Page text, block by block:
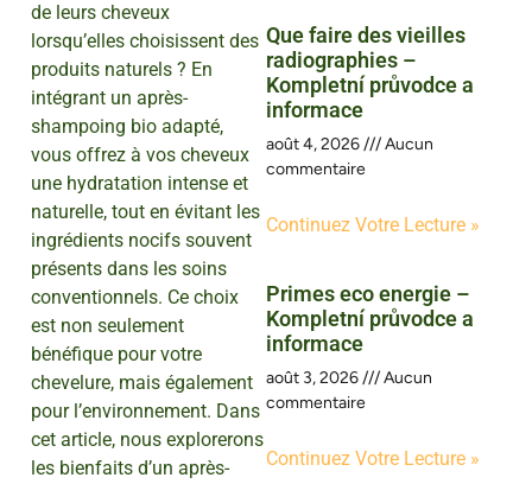
de leurs cheveux
lorsqu’elles choisissent des
produits naturels ? En
intégrant un après-
shampoing bio adapté,
vous offrez à vos cheveux
une hydratation intense et
naturelle, tout en évitant les
ingrédients nocifs souvent
présents dans les soins
conventionnels. Ce choix
est non seulement
bénéfique pour votre
chevelure, mais également
pour l’environnement. Dans
cet article, nous explorerons
les bienfaits d’un après-
Que faire des vieilles
radiographies –
Kompletní průvodce a
informace
août 4, 2026
Aucun
commentaire
Continuez Votre Lecture »
Primes eco energie –
Kompletní průvodce a
informace
août 3, 2026
Aucun
commentaire
Continuez Votre Lecture »